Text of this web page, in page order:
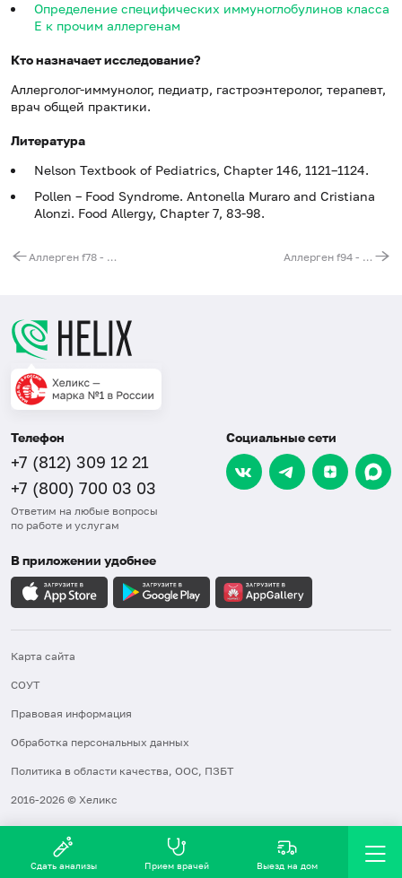
Определение специфических иммуноглобулинов класса
E к прочим аллергенам
Кто назначает исследование?
Аллерголог-иммунолог, педиатр, гастроэнтеролог, терапевт,
врач общей практики.
Литература
Nelson Textbook of Pediatrics, Chapter 146, 1121–1124.
Pollen – Food Syndrome. Antonella Muraro and Cristiana
Alonzi. Food Allergy, Chapter 7, 83-98.
Аллерген f78 - казеин, IgE, ИФА Аллерген f94 - груша, IgE, ИФА
Телефон
+7 (812) 309 12 21
+7 (800) 700 03 03
Ответим на любые вопросы
по работе и услугам
Социальные сети
В приложении удобнее
Карта сайта
СОУТ
Правовая информация
Обработка персональных данных
Политика в области качества, ООС, ПЗБТ
2016-2026 © Хеликс
Сдать анализы Прием врачей Выезд на дом